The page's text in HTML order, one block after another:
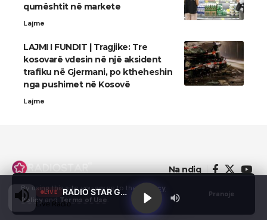
By using this site, you agree to the Privacy
Policy and Terms of Use
Pranoje
qumështit në markete
Lajme
LAJMI I FUNDIT | Tragjike: Tre
kosovarë vdesin në një aksident
trafiku në Gjermani, po ktheheshin
nga pushimet në Kosovë
Lajme
Na ndiq
© 2022 - Domainterm.com - All Rights Reserved.
LIVE RADIO STAR GJILAN
Live Radio